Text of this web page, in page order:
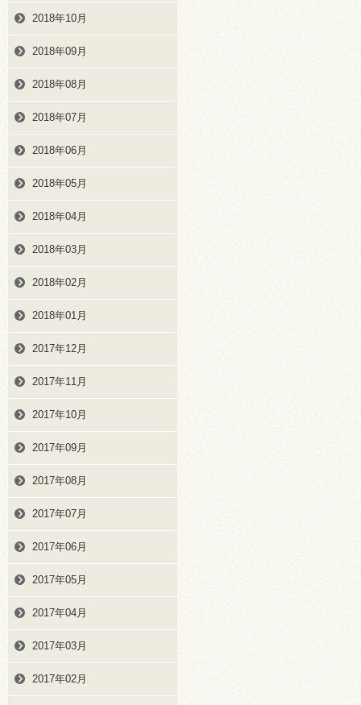
2018年10月
2018年09月
2018年08月
2018年07月
2018年06月
2018年05月
2018年04月
2018年03月
2018年02月
2018年01月
2017年12月
2017年11月
2017年10月
2017年09月
2017年08月
2017年07月
2017年06月
2017年05月
2017年04月
2017年03月
2017年02月